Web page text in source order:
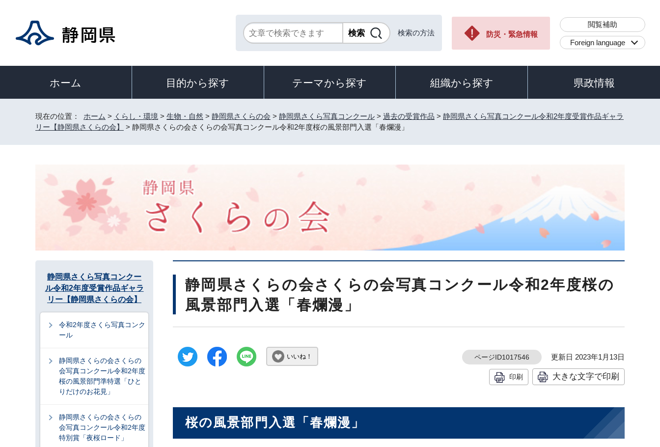
検索の方法 防災・緊急情報
閲覧補助
Foreign language
ホーム 目的から探す テーマから探す 組織から探す 県政情報
現在の位置： ホーム > くらし・環境 > 生物・自然 > 静岡県さくらの会 > 静岡県さくら写真コンクール > 過去の受賞作品 > 静岡県さくら写真コンクール令和2年度受賞作品ギャラ
リー【静岡県さくらの会】
> 静岡県さくらの会さくらの会写真コンクール令和2年度桜の風景部門入選「春爛漫」
静岡県さくらの会さくらの会写真コンクール令和2年度桜の
風景部門入選「春爛漫」
いいね！ ページID1017546 更新日 2023年1月13日
印刷 大きな文字で印刷
桜の風景部門入選「春爛漫」
静岡県さくら写真コンクー
ル令和2年度受賞作品ギャラ
リー【静岡県さくらの会】
令和2年度さくら写真コンク
ール
静岡県さくらの会さくらの
会写真コンクール令和2年度
桜の風景部門準特選「ひと
りだけのお花見」
静岡県さくらの会さくらの
会写真コンクール令和2年度
特別賞「夜桜ロード」